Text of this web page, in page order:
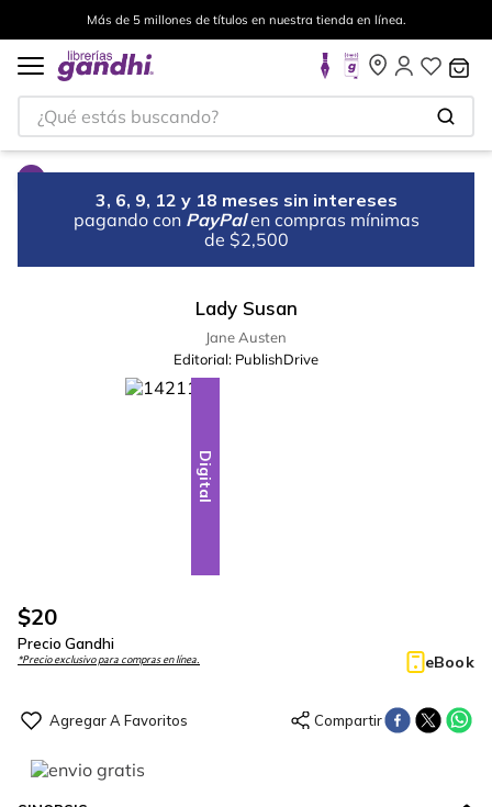
Más de 5 millones de títulos en nuestra tienda en línea.
¿Qué estás buscando?
3, 6, 9, 12 y 18 meses sin intereses
pagando con PayPal en compras mínimas
de $2,500
Lady Susan
Jane Austen
Editorial: PublishDrive
Digital
$20
Precio Gandhi
*Precio exclusivo para compras en línea. eBook